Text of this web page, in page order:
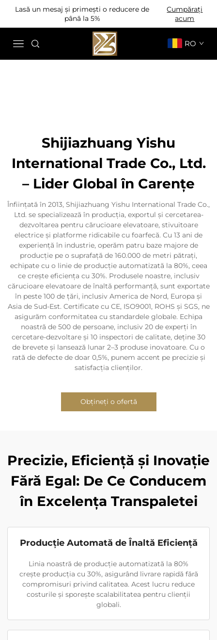
Lasă un mesaj și primești o reducere de
până la 5%
Cumpărați
acum
RO
Shijiazhuang Yishu
International Trade Co., Ltd.
– Lider Global în Carențe
Înființată în 2013, Shijiazhuang Yishu International Trade Co.,
Ltd. se specializează în producția, exportul și cercetarea-
dezvoltarea pentru cărucioare elevatoare, stivuitoare
electrice și platforme ridicabile cu foarfecă. Cu 13 ani de
experiență în industrie, operăm patru baze majore de
producție pe o suprafață de 160.000 de metri pătrați,
echipate cu o linie de producție automatizată la 80%, ceea
ce crește eficiența cu 30%. Produsele noastre, inclusiv
cărucioare elevatoare de înaltă performanță, sunt exportate
în peste 100 de țări, inclusiv America de Nord, Europa și
Asia de Sud-Est. Certificate cu CE, ISO9001, ROHS și SGS, ne
asigurăm conformitatea cu standardele globale. Echipa
noastră de 500 de persoane, inclusiv 20 de experți în
cercetare-dezvoltare și 10 inspectori de calitate, deține 30
de brevete și lansează lunar 2–3 produse inovatoare. Cu o
rată de defecte de doar 0,5%, punem accent pe precizie și
satisfacția clienților.
Obțineți o ofertă
Precizie, Eficiență și Inovație
Fără Egal: De Ce Conducem
în Excelența Transpaletei
Producție Automată de Înaltă Eficiență
Linia noastră de producție automatizată la 80%
crește producția cu 30%, asigurând livrare rapidă fără
compromisuri privind calitatea. Acest lucru reduce
costurile și sporește scalabilitatea pentru clienții
globali.